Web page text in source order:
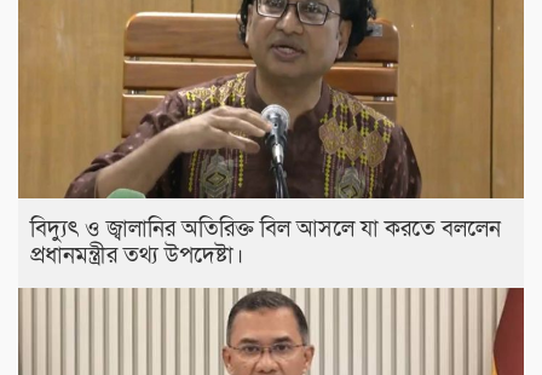
বিদ্যুৎ ও জ্বালানির অতিরিক্ত বিল আসলে যা করতে বললেন
প্রধানমন্ত্রীর তথ্য উপদেষ্টা।